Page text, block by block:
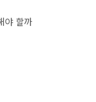
야 할까